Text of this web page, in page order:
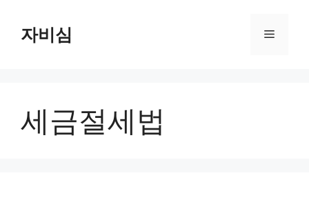
자비심 메
세금절세법